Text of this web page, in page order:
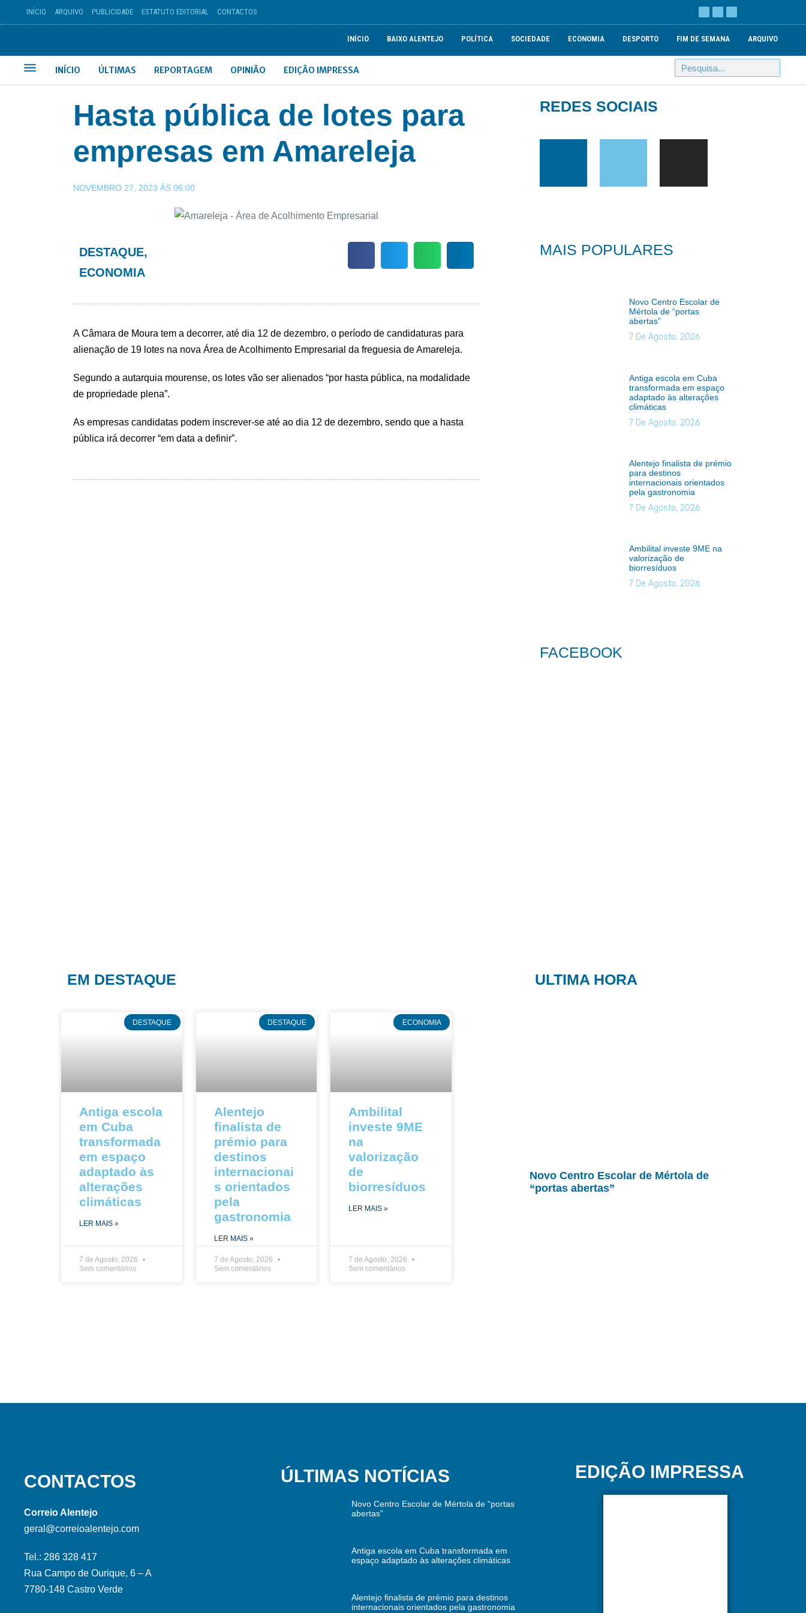
INÍCIO ARQUIVO PUBLICIDADE ESTATUTO EDITORIAL CONTACTOS
INÍCIO BAIXO ALENTEJO POLÍTICA SOCIEDADE ECONOMIA DESPORTO FIM DE SEMANA ARQUIVO
INÍCIO ÚLTIMAS REPORTAGEM OPINIÃO EDIÇÃO IMPRESSA
Hasta pública de lotes para
empresas em Amareleja
NOVEMBRO 27, 2023 ÀS 06:00
DESTAQUE,
ECONOMIA
A Câmara de Moura tem a decorrer, até dia 12 de dezembro, o período de candidaturas para
alienação de 19 lotes na nova Área de Acolhimento Empresarial da freguesia de Amareleja.
Segundo a autarquia mourense, os lotes vão ser alienados “por hasta pública, na modalidade
de propriedade plena”.
As empresas candidatas podem inscrever-se até ao dia 12 de dezembro, sendo que a hasta
pública irá decorrer “em data a definir”.
REDES SOCIAIS
MAIS POPULARES
Novo Centro Escolar de
Mértola de “portas
abertas”
7 De Agosto, 2026
Antiga escola em Cuba
transformada em espaço
adaptado às alterações
climáticas
7 De Agosto, 2026
Alentejo finalista de prémio
para destinos
internacionais orientados
pela gastronomia
7 De Agosto, 2026
Ambilital investe 9ME na
valorização de
biorresíduos
7 De Agosto, 2026
FACEBOOK
EM DESTAQUE ULTIMA HORA
DESTAQUE
Antiga escola
em Cuba
transformada
em espaço
adaptado às
alterações
climáticas
LER MAIS »
7 de Agosto, 2026
Sem comentários
DESTAQUE
Alentejo
finalista de
prémio para
destinos
internacionai
s orientados
pela
gastronomia
LER MAIS »
7 de Agosto, 2026
Sem comentários
ECONOMIA
Ambilital
investe 9ME
na
valorização
de
biorresíduos
LER MAIS »
7 de Agosto, 2026
Sem comentários
Novo Centro Escolar de Mértola de
“portas abertas”
CONTACTOS
Correio Alentejo
geral@correioalentejo.com
Tel.: 286 328 417
Rua Campo de Ourique, 6 – A
7780-148 Castro Verde
ÚLTIMAS NOTÍCIAS
Novo Centro Escolar de Mértola de “portas
abertas”
Antiga escola em Cuba transformada em
espaço adaptado às alterações climáticas
Alentejo finalista de prémio para destinos
internacionais orientados pela gastronomia
EDIÇÃO IMPRESSA